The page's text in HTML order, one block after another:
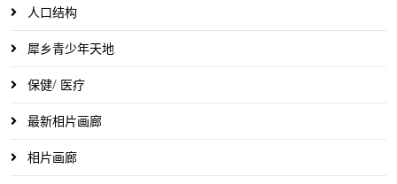
人口结构
犀乡青少年天地
保健/ 医疗
最新相片画廊
相片画廊